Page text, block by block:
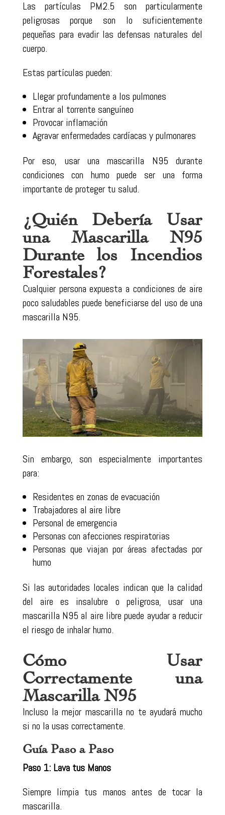
Las partículas PM2.5 son particularmente
peligrosas porque son lo suficientemente
pequeñas para evadir las defensas naturales del
cuerpo.
Estas partículas pueden:
Llegar profundamente a los pulmones
Entrar al torrente sanguíneo
Provocar inflamación
Agravar enfermedades cardíacas y pulmonares
Por eso, usar una mascarilla N95 durante
condiciones con humo puede ser una forma
importante de proteger tu salud.
¿Quién Debería Usar
una Mascarilla N95
Durante los Incendios
Forestales?
Cualquier persona expuesta a condiciones de aire
poco saludables puede beneficiarse del uso de una
mascarilla N95.
Sin embargo, son especialmente importantes
para:
Residentes en zonas de evacuación
Trabajadores al aire libre
Personal de emergencia
Personas con afecciones respiratorias
Personas que viajan por áreas afectadas por
humo
Si las autoridades locales indican que la calidad
del aire es insalubre o peligrosa, usar una
mascarilla N95 al aire libre puede ayudar a reducir
el riesgo de inhalar humo.
Cómo Usar
Correctamente una
Mascarilla N95
Incluso la mejor mascarilla no te ayudará mucho
si no la usas correctamente.
Guía Paso a Paso
Paso 1: Lava tus Manos
Siempre limpia tus manos antes de tocar la
mascarilla.